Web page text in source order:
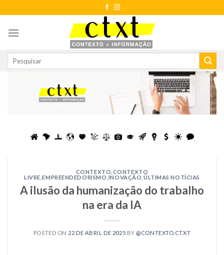
to
content
CONTEXTO CONTEXTO
LIVRE ,EMPREENDEDORISMO INOVAÇÃO ÚLTIMAS NOTÍCIAS
A ilusão da humanização do trabalho
na era da IA
POSTED ON 22 DE ABRIL DE 2025 BY @CONTEXTO.CTXT